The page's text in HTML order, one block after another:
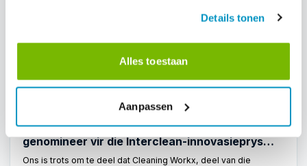
Details tonen
Alles toestaan
Aanpassen
Cleaning Workx, deel van FacilityApps,
genomineer vir die Interclean-innovasieprys
2026
Ons is trots om te deel dat Cleaning Workx, deel van die